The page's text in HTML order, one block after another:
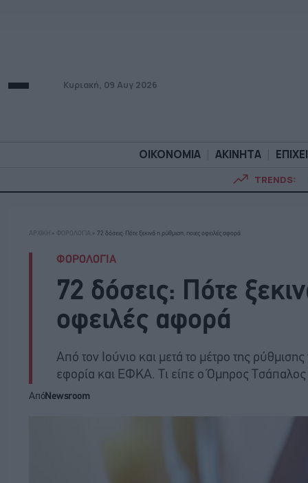
Κυριακή, 09 Αυγ 2026
ΟΙΚΟΝΟΜΙΑ ΑΚΙΝΗΤΑ
TRENDS:
ΟΙΚΟΝΟΜΙΑ
ΑΡΧΙΚΗ » ΦΟΡΟΛΟΓΙΑ » 72 δόσεις: Πότε ξεκινά η ρύθμιση, ποιες οφειλές αφορά
ΦΟΡΟΛΟΓΙΑ
72 δόσεις: Πότε
οφειλές αφορά
Από τον Ιούνιο και μετά το μέτρο της
εφορία και ΕΦΚΑ. Τι είπε ο Όμηρος Τσάπαλος
ΑπόNewsroom